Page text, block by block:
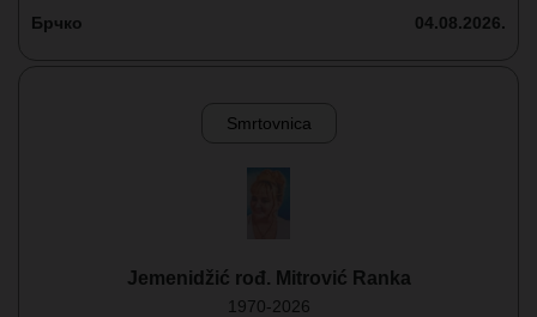
Брчко 04.08.2026.
Smrtovnica
Jemenidžić rođ. Mitrović Ranka
1970-2026